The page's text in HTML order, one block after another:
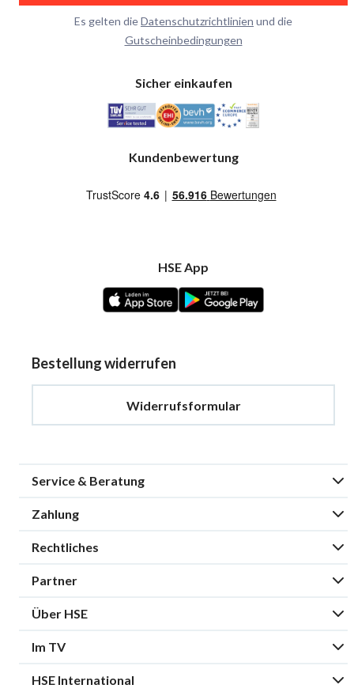
Es gelten dieDatenschutzrichtlinien und die
Gutscheinbedingungen
Sicher einkaufen
Kundenbewertung
HSE App
Bestellung widerrufen
Widerrufsformular
Service & Beratung
Zahlung
Rechtliches
Partner
Über HSE
Im TV
HSE International